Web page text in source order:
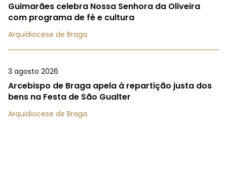
Guimarães celebra Nossa Senhora da Oliveira
com programa de fé e cultura
Arquidiocese de Braga
3 agosto 2026
Arcebispo de Braga apela à repartição justa dos
bens na Festa de São Gualter
Arquidiocese de Braga